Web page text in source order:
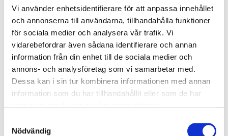
Vi använder enhetsidentifierare för att anpassa innehållet
och annonserna till användarna, tillhandahålla funktioner
för sociala medier och analysera vår trafik. Vi
vidarebefordrar även sådana identifierare och annan
information från din enhet till de sociala medier och
annons- och analysföretag som vi samarbetar med.
Dessa kan i sin tur kombinera informationen med annan
information som du har tillhandahållit eller som de har
Nödvändig
Europa. Årets tävling ägde rum i Bryssel den 4 maj.
Göteborgs Spårvägar deltog för fjärde gången med ett
lag som representerar norra Europas största
spårvagnsnät. Läs mer påhttp://tramem.eu/?
lang=ensamtvia facebook-sidanTram-EMEuropean
Tramdriver Championship.